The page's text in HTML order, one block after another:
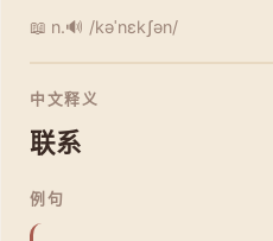
📖 n.🔊 /kəˈnɛkʃən/
中文释义
联系
例句